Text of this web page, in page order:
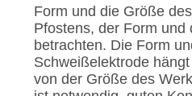
Form und die Größe
Pfostens, der Form
betrachten. Die Form
Schweißelektrode
von der Größe des